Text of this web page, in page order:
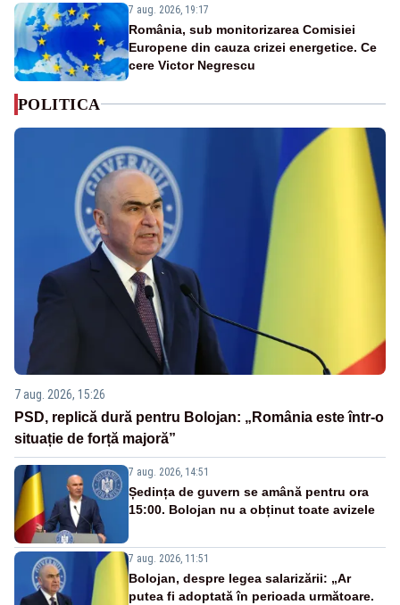
7 aug. 2026, 19:17
România, sub monitorizarea Comisiei
Europene din cauza crizei energetice. Ce
cere Victor Negrescu
POLITICA
7 aug. 2026, 15:26
PSD, replică dură pentru Bolojan: „România este într-o
situație de forță majoră”
7 aug. 2026, 14:51
Ședința de guvern se amână pentru ora
15:00. Bolojan nu a obținut toate avizele
7 aug. 2026, 11:51
Bolojan, despre legea salarizării: „Ar
putea fi adoptată în perioada următoare.